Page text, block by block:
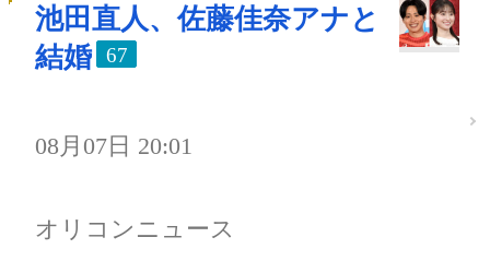
池田直人、佐藤佳奈アナと
結婚
67
08月07日 20:01
オリコンニュース